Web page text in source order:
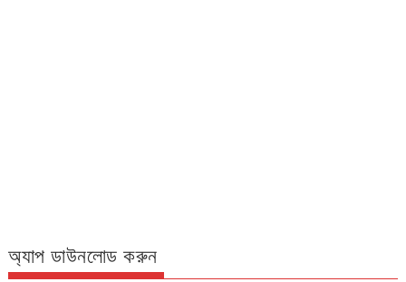
অ্যাপ ডাউনলোড করুন